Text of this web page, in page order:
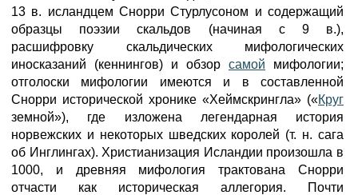
13 в. исландцем Снорри Стурлусоном и содержащий
образцы поэзии скальдов (начиная с 9 в.),
расшифровку скальдических мифологических
иносказаний (кеннингов) и обзор самой мифологии;
отголоски мифологии имеются и в составленной
Снорри исторической хронике «Хеймскрингла» («Круг
земной»), где изложена легендарная история
норвежских и некоторых шведских королей (т. н. сага
об Инглингах). Христианизация Исландии произошла в
1000, и древняя мифология трактована Снорри
отчасти как историческая аллегория. Почти